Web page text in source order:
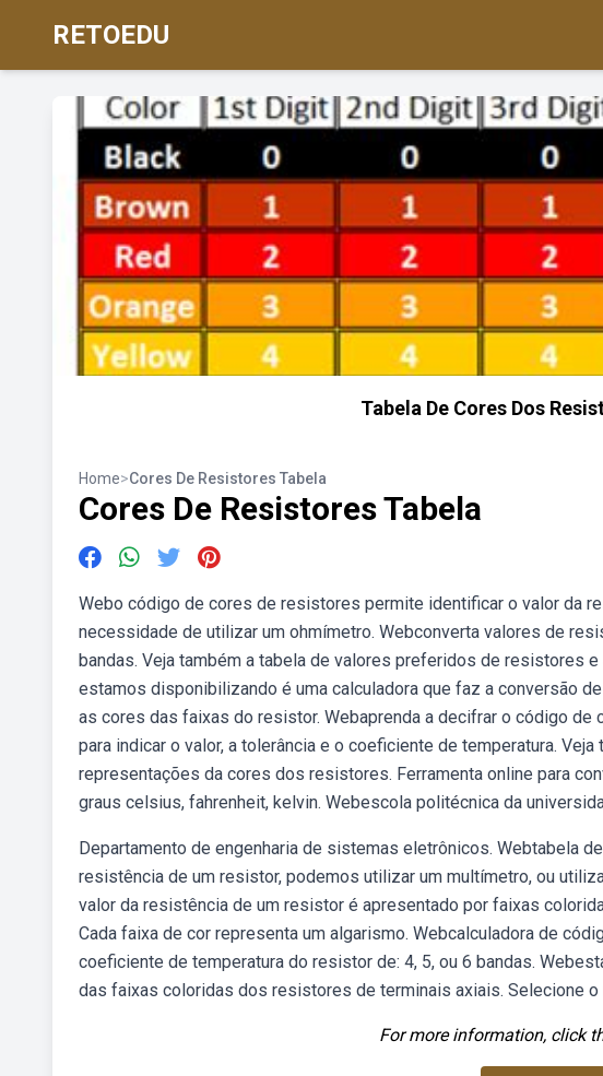
RETOEDU
Tabela De Cores Dos
Home>Cores De Resistores Tabela
Cores De Resistores Tabela
Webo código de cores de resistores permite identificar o valor da
necessidade de utilizar um ohmímetro. Webconverta valores de
bandas. Veja também a tabela de valores preferidos de resistores
estamos disponibilizando é uma calculadora que faz a conversão
as cores das faixas do resistor. Webaprenda a decifrar o código
para indicar o valor, a tolerância e o coeficiente de temperatura.
representações da cores dos resistores. Ferramenta online para
graus celsius, fahrenheit, kelvin. Webescola politécnica da
Departamento de engenharia de sistemas eletrônicos. Webtabela
resistência de um resistor, podemos utilizar um multímetro, ou
valor da resistência de um resistor é apresentado por faixas
Cada faixa de cor representa um algarismo. Webcalculadora de
coeficiente de temperatura do resistor de: 4, 5, ou 6 bandas.
das faixas coloridas dos resistores de terminais axiais. Selecione o
For more information, click